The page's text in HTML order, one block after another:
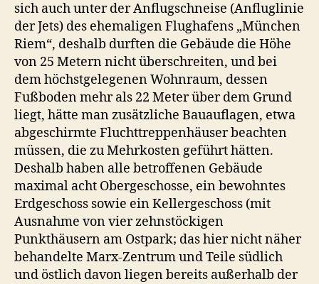
sich auch unter der Anflugschneise (Anfluglinie
der Jets) des ehemaligen Flughafens „München
Riem“, deshalb durften die Gebäude die Höhe
von 25 Metern nicht überschreiten, und bei
dem höchstgelegenen Wohnraum, dessen
Fußboden mehr als 22 Meter über dem Grund
liegt, hätte man zusätzliche Bauauflagen, etwa
abgeschirmte Fluchttreppenhäuser beachten
müssen, die zu Mehrkosten geführt hätten.
Deshalb haben alle betroffenen Gebäude
maximal acht Obergeschosse, ein bewohntes
Erdgeschoss sowie ein Kellergeschoss (mit
Ausnahme von vier zehnstöckigen
Punkthäusern am Ostpark; das hier nicht näher
behandelte Marx-Zentrum und Teile südlich
und östlich davon liegen bereits außerhalb der